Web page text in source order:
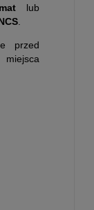
lub
przed